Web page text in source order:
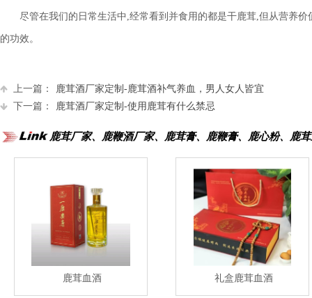
尽管在我们的日常生活中,经常看到并食用的都是干鹿茸,但从营养
的功效。
上一篇：
鹿茸酒厂家定制-鹿茸酒补气养血，男人女人皆宜
下一篇：
鹿茸酒厂家定制-使用鹿茸有什么禁忌
鹿茸厂家、鹿鞭酒厂家、鹿茸膏、鹿鞭膏、鹿心粉、鹿
鹿茸血酒 礼盒鹿茸血酒